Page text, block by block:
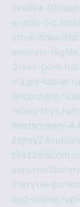
sindika-01.ru
e-abis-1-c.ru
store-
antenna-
3-sex-porn.ru
viagra-tablet.ru
fincontech.ru
rebus-toys.ru
medsprawo-
zajmy24.ru
brazzerscom.ru
vskrytie-
zed-online.ru